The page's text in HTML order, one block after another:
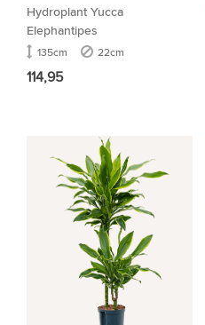
Hydroplant Yucca
Elephantipes
135cm 22cm
114,95